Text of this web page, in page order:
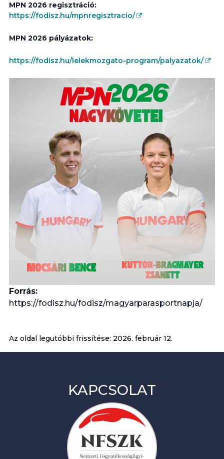
MPN 2026 regisztráció:
https://fodisz.hu/mpnregisztracio/
MPN 2026 pályázatok:
https://fodisz.hu/lelekmozgato-program/palyazatok/
Forrás:
https://fodisz.hu/fodisz/magyarparasportnapja/
Az oldal legutóbbi frissítése: 2026. február 12.
KAPCSOLAT